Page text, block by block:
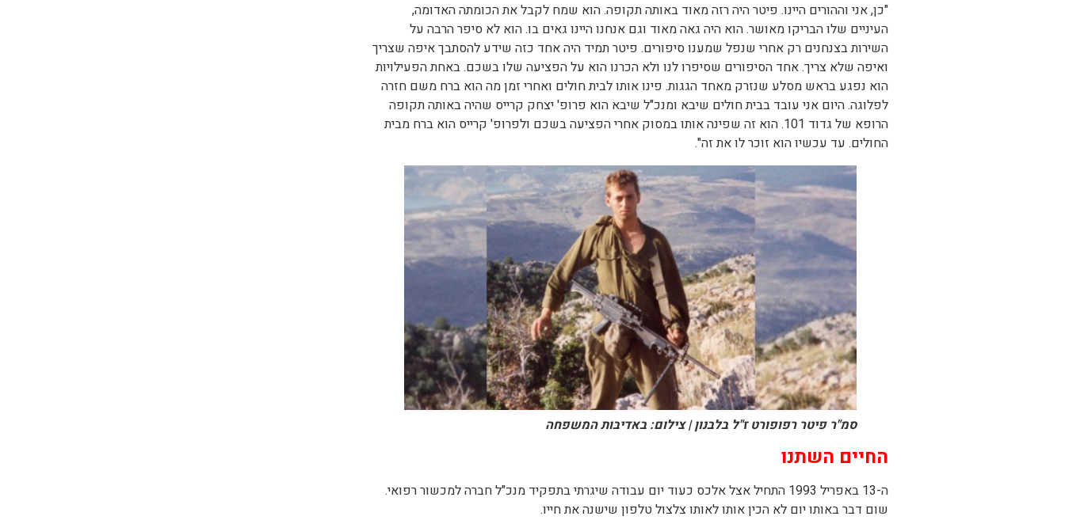
"כן, אני וההורים היינו. פיטר היה רזה מאוד באותה תקופה. הוא שמח לקבל את הכומתה האדומה,
העיניים שלו הבריקו מאושר. הוא היה גאה מאוד וגם אנחנו היינו גאים בו. הוא לא סיפר הרבה על
השירות בצנחנים רק אחרי שנפל שמענו סיפורים. פיטר תמיד היה אחד כזה שידע להסתבך איפה שצריך
ואיפה שלא צריך. אחד הסיפורים שסיפרו לנו ולא הכרנו הוא על הפציעה שלו בשכם. באחת הפעילויות
הוא נפגע בראש מסלע שנזרק מאחד הגגות. פינו אותו לבית חולים ואחרי זמן מה הוא ברח משם חזרה
לפלוגה. היום אני עובד בבית חולים שיבא ומנכ"ל שיבא הוא פרופ' יצחק קרייס שהיה באותה תקופה
הרופא של גדוד 101. הוא זה שפינה אותו במסוק אחרי הפציעה בשכם ולפרופ' קרייס הוא ברח מבית
החולים. עד עכשיו הוא זוכר לו את זה".
סמ"ר פיטר רפופורט ז"ל בלבנון | צילום: באדיבות המשפחה
החיים השתנו
ה-13 באפריל 1993 התחיל אצל אלכס כעוד יום עבודה שיגרתי בתפקיד מנכ"ל חברה למכשור רפואי.
שום דבר באותו יום לא הכין אותו לאותו צלצול טלפון שישנה את חייו.